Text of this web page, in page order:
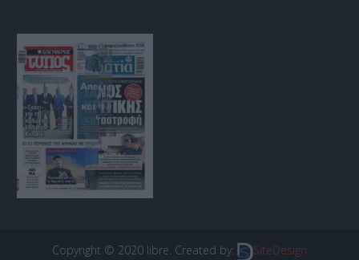
Copyright © 2020 libre. Created by: SiteDesign